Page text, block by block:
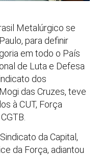
Metalúrgico se
para definir
em todo o País
de Luta e Defesa
dos
das Cruzes, teve
à CUT, Força
da Capital,
da Força, adiantou